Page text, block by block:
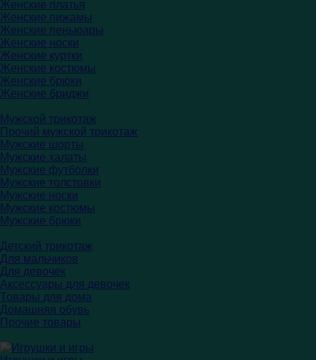
Женские платья
Женские пижамы
Женские пеньюары
Женские носки
Женские куртки
Женские костюмы
Женские брюки
Женские бриджи
Мужской трикотаж
Прочий мужской трикотаж
Мужские шорты
Мужские халаты
Мужские футболки
Мужские толстовки
Мужские носки
Мужские костюмы
Мужские брюки
Детский трикотаж
Для мальчиков
Для девочек
Аксессуары для девочек
Товары для дома
Домашняя обувь
Прочие товары